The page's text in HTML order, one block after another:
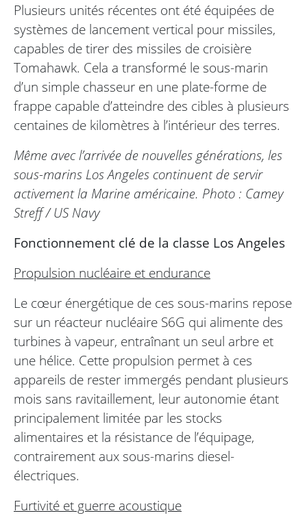
Plusieurs unités récentes ont été équipées de
systèmes de lancement vertical pour missiles,
capables de tirer des missiles de croisière
Tomahawk. Cela a transformé le sous-marin
d’un simple chasseur en une plate-forme de
frappe capable d’atteindre des cibles à plusieurs
centaines de kilomètres à l’intérieur des terres.
Même avec l’arrivée de nouvelles générations, les
sous-marins Los Angeles continuent de servir
activement la Marine américaine. Photo : Camey
Streff / US Navy
Fonctionnement clé de la classe Los Angeles
Propulsion nucléaire et endurance
Le cœur énergétique de ces sous-marins repose
sur un réacteur nucléaire S6G qui alimente des
turbines à vapeur, entraînant un seul arbre et
une hélice. Cette propulsion permet à ces
appareils de rester immergés pendant plusieurs
mois sans ravitaillement, leur autonomie étant
principalement limitée par les stocks
alimentaires et la résistance de l’équipage,
contrairement aux sous-marins diesel-
électriques.
Furtivité et guerre acoustique